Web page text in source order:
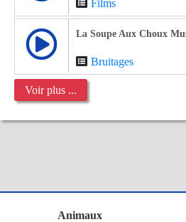
Films
La Soupe Aux Choux
Bruitages
Voir plus ...
Animaux